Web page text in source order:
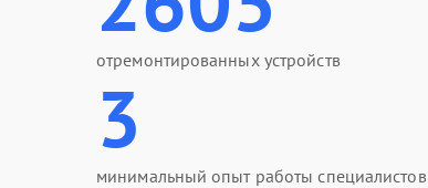
отремонтированных устройств
3
минимальный опыт работы специалистов